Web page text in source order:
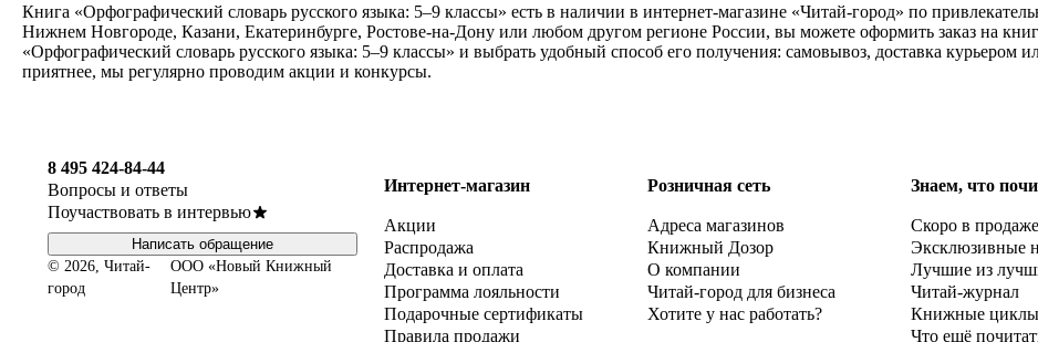
Книга «Орфографический словарь русского языка: 5–9 классы» есть в наличии в интернет-магазине «Читай-город» по
Нижнем Новгороде, Казани, Екатеринбурге, Ростове-на-Дону или любом другом регионе России, вы можете оформить заказ на
«Орфографический словарь русского языка: 5–9 классы» и выбрать удобный способ его получения: самовывоз, доставка
приятнее, мы регулярно проводим акции и конкурсы.
8 495 424-84-44
Вопросы и ответы
Поучаствовать в интервью
Написать обращение
© 2026, Читай-
город
ООО «Новый Книжный
Центр»
Интернет-магазин
Акции
Распродажа
Доставка и оплата
Программа лояльности
Подарочные сертификаты
Правила продажи
Розничная сеть
Адреса магазинов
Книжный Дозор
О компании
Читай-город для бизнеса
Хотите у нас работать?
Знаем, что
Скоро в продаже
Эксклюзивные
Лучшие из
Читай-журнал
Книжные циклы
Что ещё